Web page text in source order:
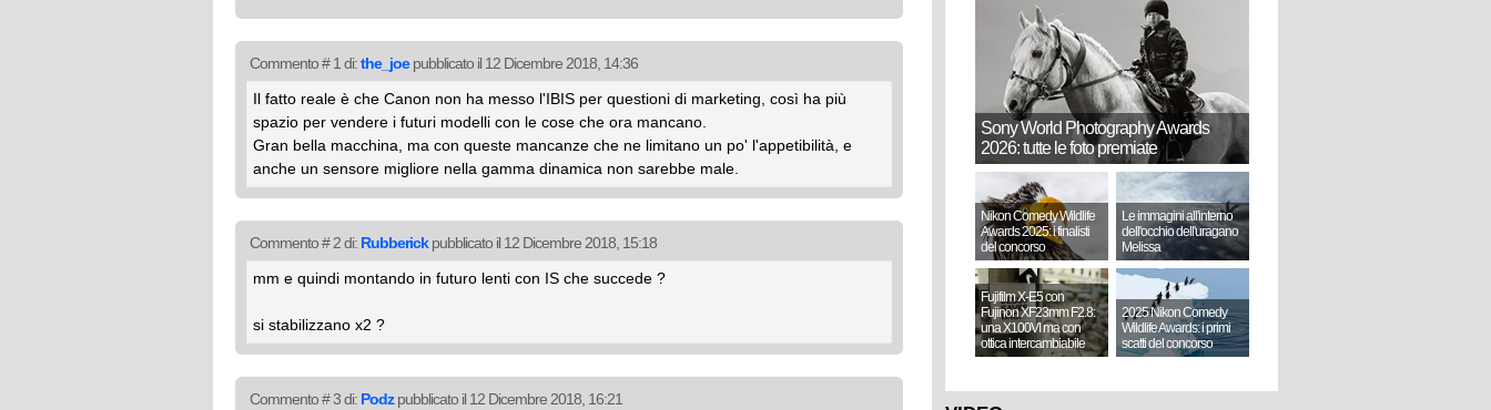
Commento # 1 di:the_joepubblicato il 12 Dicembre 2018, 14:36
Il fatto reale è che Canon non ha messo l'IBIS per questioni di marketing, così ha più
spazio per vendere i futuri modelli con le cose che ora mancano.
Gran bella macchina, ma con queste mancanze che ne limitano un po' l'appetibilità, e
anche un sensore migliore nella gamma dinamica non sarebbe male.
Commento # 2 di: Rubberickpubblicato il 12 Dicembre 2018, 15:18
mm e quindi montando in futuro lenti con IS che succede ?
si stabilizzano x2 ?
Commento # 3 di: Podzpubblicato il 12 Dicembre 2018, 16:21
Sony World Photography Awards
2026: tutte le foto premiate
Nikon Comedy Wildlife
Awards 2025: i finalisti
del concorso
Le immagini all'interno
dell'occhio dell'uragano
Melissa
Fujifilm X-E5 con
Fujinon XF23mm F2.8:
una X100VI ma con
ottica intercambiabile
2025 Nikon Comedy
Wildlife Awards: i primi
scatti del concorso